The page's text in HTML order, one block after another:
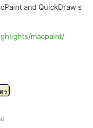
and QuickDraw s
macpaint/